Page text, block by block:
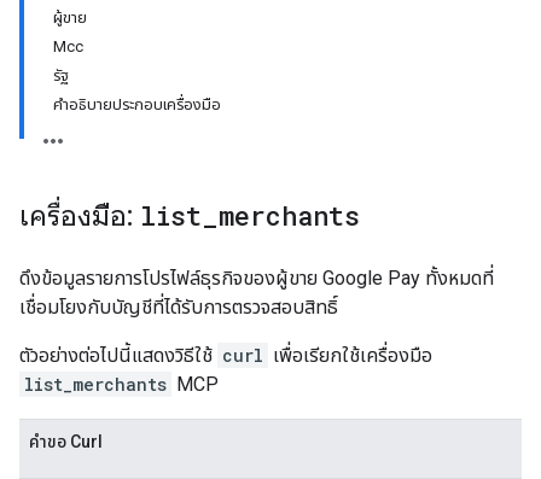
ผู้ขาย
Mcc
รัฐ
คำอธิบายประกอบเครื่องมือ
เครื่องมือ: list merchants
ดึงข้อมูลรายการโปรไฟล์ธุรกิจของผู้ขาย Google Pay ทั้งหมดที่
เชื่อมโยงกับบัญชีที่ได้รับการตรวจสอบสิทธิ์
ตัวอย่างต่อไปนี้แสดงวิธีใช้ curl เพื่อเรียกใช้เครื่องมือ
list_merchants MCP
คำขอ Curl